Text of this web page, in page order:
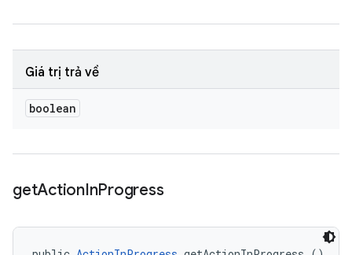
Giá trị trả về
boolean
getActionInProgress